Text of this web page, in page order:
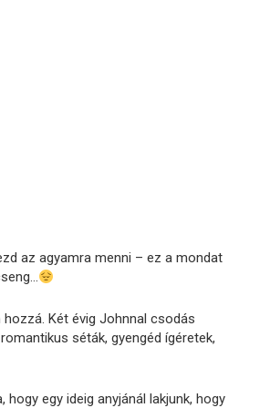
az agyamra menni – ez a mondat
Két évig Johnnal csodás
séták, gyengéd ígéretek,
hogy egy ideig anyjánál lakjunk, hogy